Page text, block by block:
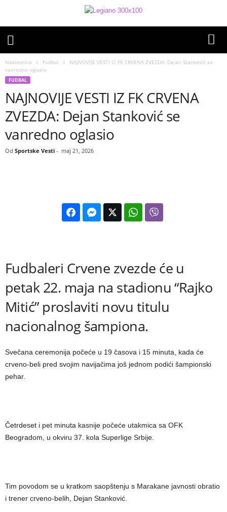
Naslovnica Fudbal
NAJNOVIJE VESTI IZ FK CRVENA ZVEZDA: Dejan Stanković se
vanredno oglasio
FUDBAL
NAJNOVIJE VESTI IZ FK CRVENA
ZVEZDA: Dejan Stanković se
vanredno oglasio
Od Sportske Vesti - maj 21, 2026
Fudbaleri Crvene zvezde će u
petak 22. maja na stadionu “Rajko
Mitić” proslaviti novu titulu
nacionalnog šampiona.
Svečana ceremonija počeće u 19 časova i 15 minuta, kada će
crveno-beli pred svojim navijačima još jednom podići šampionski
pehar.
Četrdeset i pet minuta kasnije počeće utakmica sa OFK
Beogradom, u okviru 37. kola Superlige Srbije.
Tim povodom se u kratkom saopštenju s Marakane javnosti obratio
i trener crveno-belih, Dejan Stanković.